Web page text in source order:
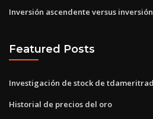
Inversión ascendente versus
Featured Posts
Investigación de stock de
Historial de precios del oro